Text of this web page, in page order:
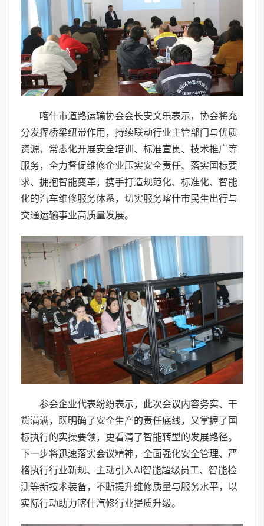
喀什市道路运输协会会长安文乐表示，协会将充
分发挥桥梁纽带作用，持续联动行业主管部门与优质
资源，常态化开展安全培训、标准宣贯、技术推广等
服务，全力督促维修企业压实安全责任、落实国标要
求、拥抱智能变革，携手打造规范化、标准化、智能
化的汽车维修服务体系，切实服务喀什市民生出行与
交通运输事业高质量发展。
参会企业代表纷纷表示，此次会议内容务实、干
货满满，既明确了安全生产的责任底线，又掌握了国
标执行的实操要领，更看清了智能转型的发展路径。
下一步将迅速落实会议精神，全面强化安全管理、严
格执行行业新规、主动引入AI智能超级员工、智能检
测等新技术装备，不断提升维修质量与服务水平，以
实际行动助力喀什汽修行业提质升级。